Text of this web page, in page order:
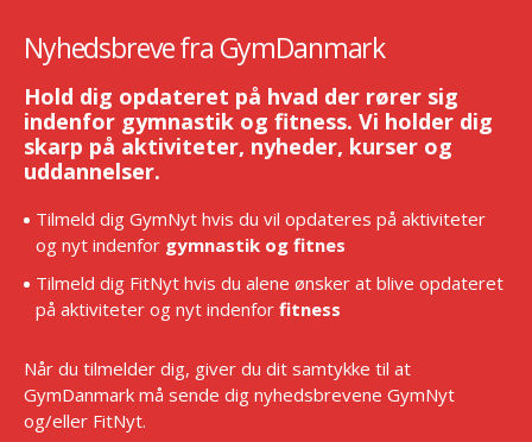
Nyhedsbreve fra GymDanmark
Hold dig opdateret på hvad der rører sig
indenfor gymnastik og fitness. Vi holder dig
skarp på aktiviteter, nyheder, kurser og
uddannelser.
Tilmeld dig GymNyt hvis du vil opdateres på aktiviteter
og nyt indenfor gymnastik og fitnes
Tilmeld dig FitNyt hvis du alene ønsker at blive opdateret
på aktiviteter og nyt indenfor fitness
Når du tilmelder dig, giver du dit samtykke til at
GymDanmark må sende dig nyhedsbrevene GymNyt
og/eller FitNyt.